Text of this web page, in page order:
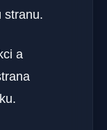
stranu.
a